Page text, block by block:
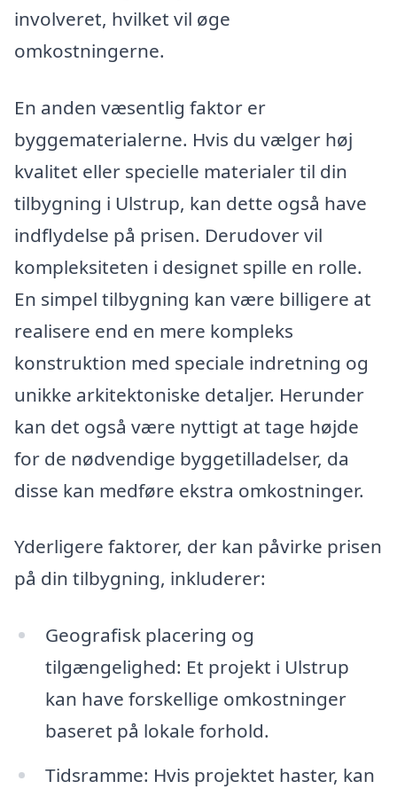
involveret, hvilket vil øge
omkostningerne.
En anden væsentlig faktor er
byggematerialerne. Hvis du vælger høj
kvalitet eller specielle materialer til din
tilbygning i Ulstrup, kan dette også have
indflydelse på prisen. Derudover vil
kompleksiteten i designet spille en rolle.
En simpel tilbygning kan være billigere at
realisere end en mere kompleks
konstruktion med speciale indretning og
unikke arkitektoniske detaljer. Herunder
kan det også være nyttigt at tage højde
for de nødvendige byggetilladelser, da
disse kan medføre ekstra omkostninger.
Yderligere faktorer, der kan påvirke prisen
på din tilbygning, inkluderer:
Geografisk placering og
tilgængelighed: Et projekt i Ulstrup
kan have forskellige omkostninger
baseret på lokale forhold.
Tidsramme: Hvis projektet haster, kan